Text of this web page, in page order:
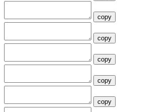
copy
copy
copy
copy
copy